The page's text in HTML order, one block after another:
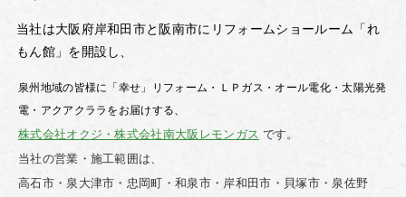
当社は大阪府岸和田市と阪南市にリフォームショールーム「れ
もん館」を開設し、
泉州地域の皆様に「幸せ」リフォーム・ＬＰガス・オール電化・太陽光発
電・アクアクララをお届けする、
株式会社オクジ・株式会社南大阪レモンガス です。
当社の営業・施工範囲は、
高石市・泉大津市・忠岡町・和泉市・岸和田市・貝塚市・泉佐野